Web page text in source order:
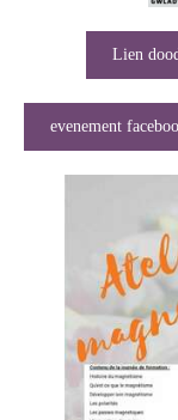
Lien
evenement